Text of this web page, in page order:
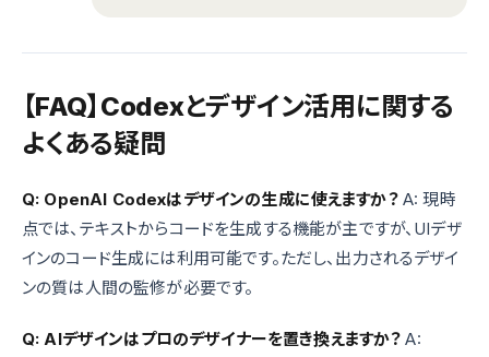
【FAQ】Codexとデザイン活用に関する
よくある疑問
Q: OpenAI Codexはデザインの生成に使えますか？A: 現時
点では、テキストからコードを生成する機能が主ですが、UIデザ
インのコード生成には利用可能です。ただし、出力されるデザイ
ンの質は人間の監修が必要です。
Q: AIデザインはプロのデザイナーを置き換えますか？ A: